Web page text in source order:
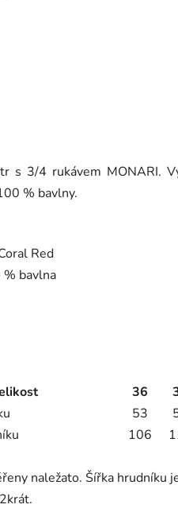
s 3/4 rukávem MONARI.
% bavlny.
Red
bavlna
36
53
106
naležato. Šířka hrudníku